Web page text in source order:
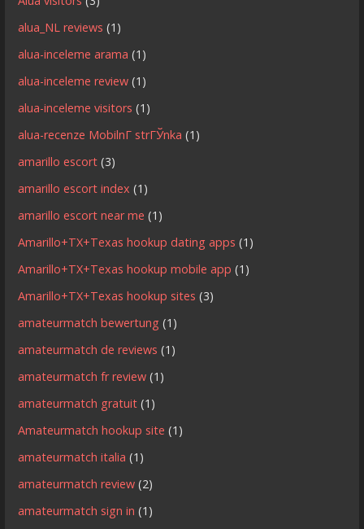
alua_NL reviews (1)
alua-inceleme arama (1)
alua-inceleme review (1)
alua-inceleme visitors (1)
alua-recenze MobilnГ­ strГЎnka (1)
amarillo escort (3)
amarillo escort index (1)
amarillo escort near me (1)
Amarillo+TX+Texas hookup dating apps (1)
Amarillo+TX+Texas hookup mobile app (1)
Amarillo+TX+Texas hookup sites (3)
amateurmatch bewertung (1)
amateurmatch de reviews (1)
amateurmatch fr review (1)
amateurmatch gratuit (1)
Amateurmatch hookup site (1)
amateurmatch italia (1)
amateurmatch review (2)
amateurmatch sign in (1)